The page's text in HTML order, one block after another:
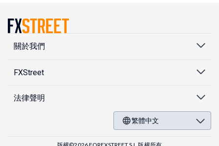
關於我們
FXStreet
法律聲明
繁體中文